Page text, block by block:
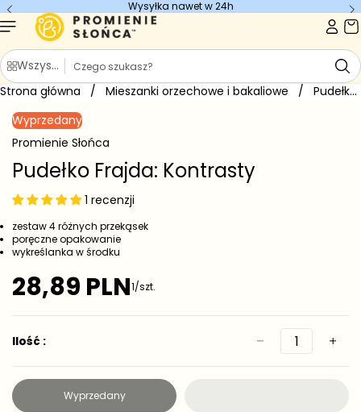
treści
Wysyłka nawet w 24h
Wszystkie kategorie
S
z
u
a
j
Strona główna / Mieszanki orzechowe i bakaliowe / Pudełko Frajda: Kontrasty
Przejdź do
o
produkcie
Wyprzedany
Promienie Słońca
Pudełko Frajda: Kontrasty
1 recenzji
zestaw 4 różnych przekąsek
poręczne opakowanie
wykreślanka w środku
C
a
e
g
u
28,89 PLN1/szt.
Ilość :
Wyprzedany